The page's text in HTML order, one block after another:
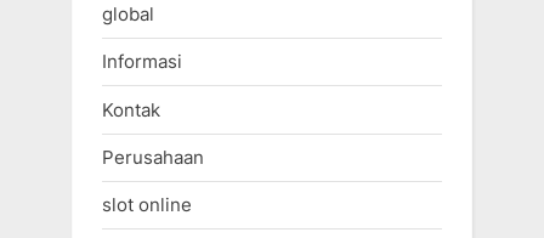
global
Informasi
Kontak
Perusahaan
slot online